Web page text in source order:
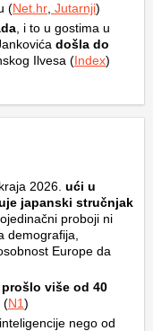
(Net.hr Jutarnji)
, i to u gostima u
došla do
Ilvesa (Index)
2026. ući u
japanski stručnjak
proboji ni
demografija,
Europe da
prošlo više od 40
(N1)
nego od